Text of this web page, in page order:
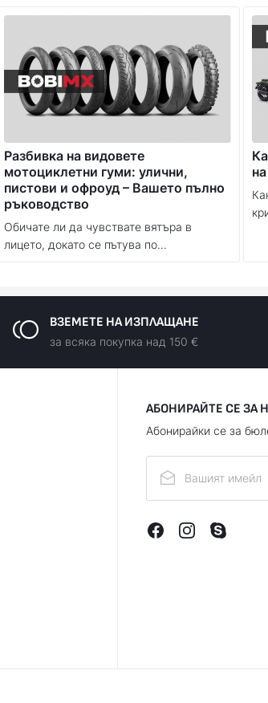
Разбивка на видовете
мотоциклетни гуми: улични,
пистови и офроуд – Вашето пълно
ръководство
Обичате ли да чувствате вятъра в
лицето, докато се пътува по...
ВЗЕМЕТЕ НА ИЗПЛАЩАНЕ
за всяка покупка над 150 €
АБОНИРАЙТЕ СЕ ЗА
Абонирайки се за